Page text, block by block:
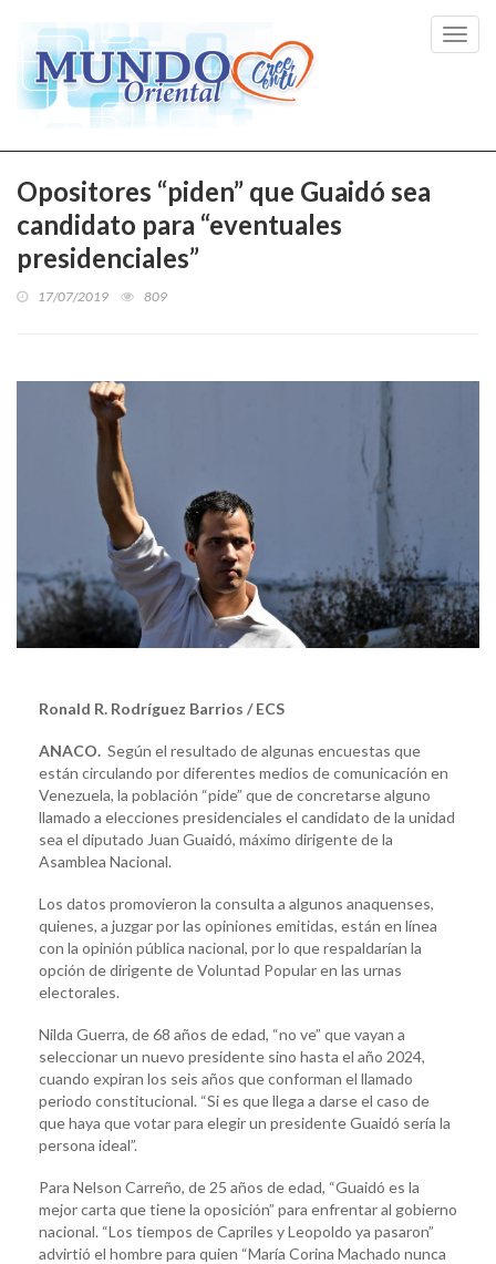
Opositores “piden” que Guaidó sea
candidato para “eventuales
presidenciales”
17/07/2019 809
Ronald R. Rodríguez Barrios / ECS
ANACO. Según el resultado de algunas encuestas que
están circulando por diferentes medios de comunicación en
Venezuela, la población “pide” que de concretarse alguno
llamado a elecciones presidenciales el candidato de la unidad
sea el diputado Juan Guaidó, máximo dirigente de la
Asamblea Nacional.
Los datos promovieron la consulta a algunos anaquenses,
quienes, a juzgar por las opiniones emitidas, están en línea
con la opinión pública nacional, por lo que respaldarían la
opción de dirigente de Voluntad Popular en las urnas
electorales.
Nilda Guerra, de 68 años de edad, “no ve” que vayan a
seleccionar un nuevo presidente sino hasta el año 2024,
cuando expiran los seis años que conforman el llamado
periodo constitucional. “Si es que llega a darse el caso de
que haya que votar para elegir un presidente Guaidó sería la
persona ideal”.
Para Nelson Carreño, de 25 años de edad, “Guaidó es la
mejor carta que tiene la oposición” para enfrentar al gobierno
nacional. “Los tiempos de Capriles y Leopoldo ya pasaron”
advirtió el hombre para quien “María Corina Machado nunca